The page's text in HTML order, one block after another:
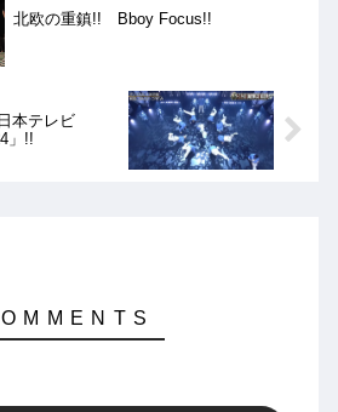
北欧の重鎮!! Bboy Focus!!
本テレビ
」!!